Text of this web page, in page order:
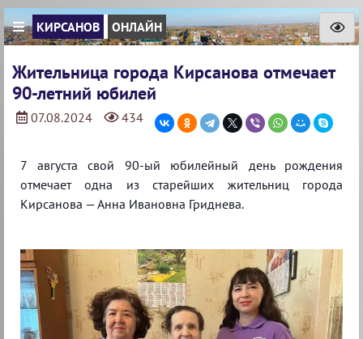
КИРСАНОВ ОНЛАЙН
Жительница города Кирсанова отмечает
90-летний юбилей
07.08.2024 434
7 августа свой 90-ый юбилейный день рождения
отмечает одна из старейших жительниц города
Кирсанова — Анна Ивановна Гриднева. ⁣